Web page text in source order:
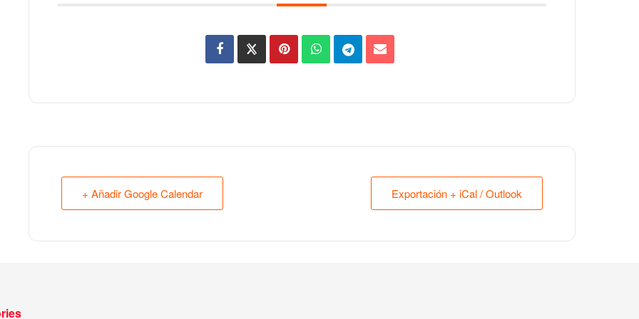
+ Añadir Google Calendar Exportación + iCal / Outlook